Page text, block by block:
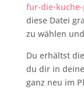
fur-die-
diese Datei
zu wählen
Du erhältst
du dir in
ganz neu im